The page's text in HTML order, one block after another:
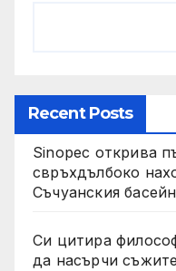
Recent Posts
Sinopec открива
свръхдълбоко
Съчуанския басейн
Си цитира
да насърчи